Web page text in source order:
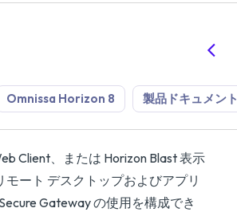
Omnissa Horizon 8 製品ドキュメント
Client、または Horizon Blast 表示
ート デスクトップおよびアプリ
Gateway の使用を構成でき